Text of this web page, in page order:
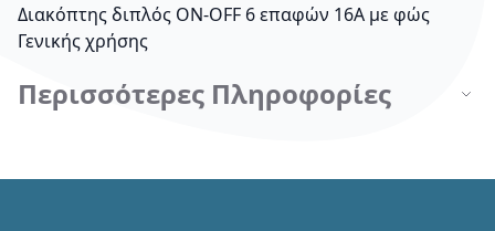
Διακόπτης διπλός ON-OFF 6 επαφών 16A με φώς
Γενικής χρήσης
Περισσότερες Πληροφορίες